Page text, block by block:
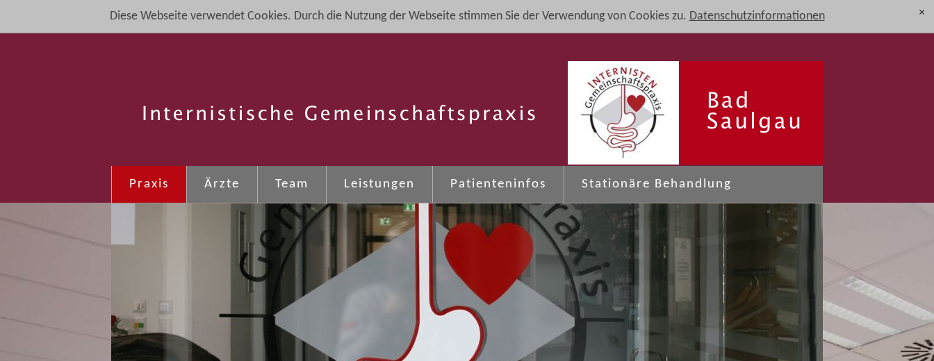
Diese Webseite verwendet Cookies. Durch die Nutzung der Webseite stimmen Sie der Verwendung von Cookies zu. Datenschutzinformationen [x]
Praxis Ärzte Team Leistungen Patienteninfos Stationäre Behandlung